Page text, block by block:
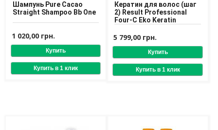
Шампунь Pure Cacao
Straight Shampoo Bb One
1 020,00 грн.
Кератин для волос (шаг
2) Result Professional
Four-C Eko Keratin
5 799,00 грн.